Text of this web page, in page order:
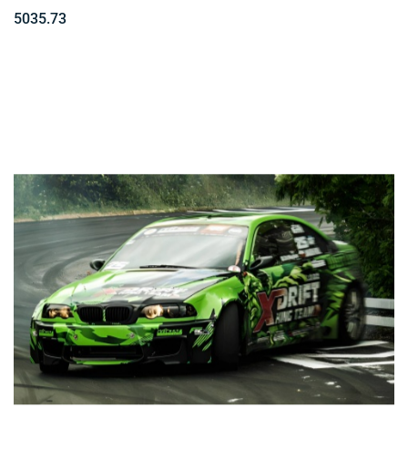
5035.73